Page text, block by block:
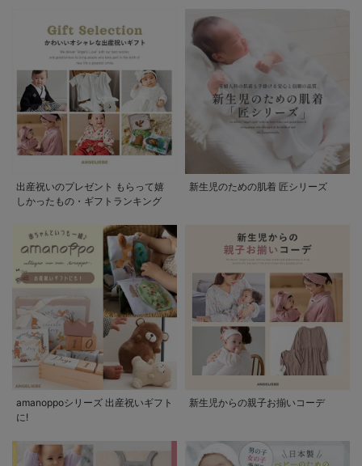
出産祝いのプレゼント もらって嬉
しかったもの・ギフトランキング
新生児のための肌着 匠シリーズ
amanoppoシリーズ 出産祝いギフト
に!
新生児からの親子お揃いコーデ